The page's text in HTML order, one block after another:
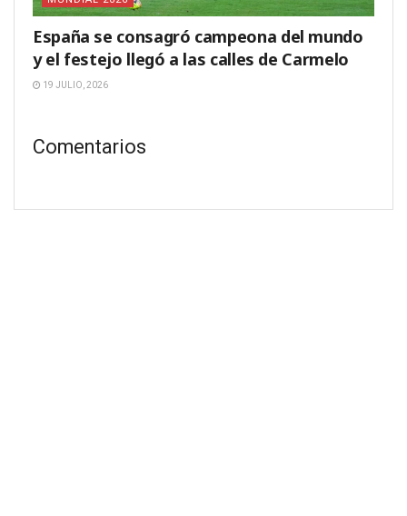
España se consagró campeona del mundo
y el festejo llegó a las calles de Carmelo
19 JULIO, 2026
Comentarios